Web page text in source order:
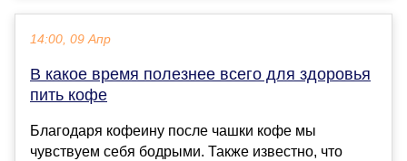
14:00, 09 Апр
В какое время полезнее всего для здоровья
пить кофе
Благодаря кофеину после чашки кофе мы
чувствуем себя бодрыми. Также известно, что